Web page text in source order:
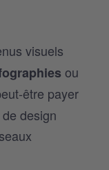
visuels
ou
être payer
design